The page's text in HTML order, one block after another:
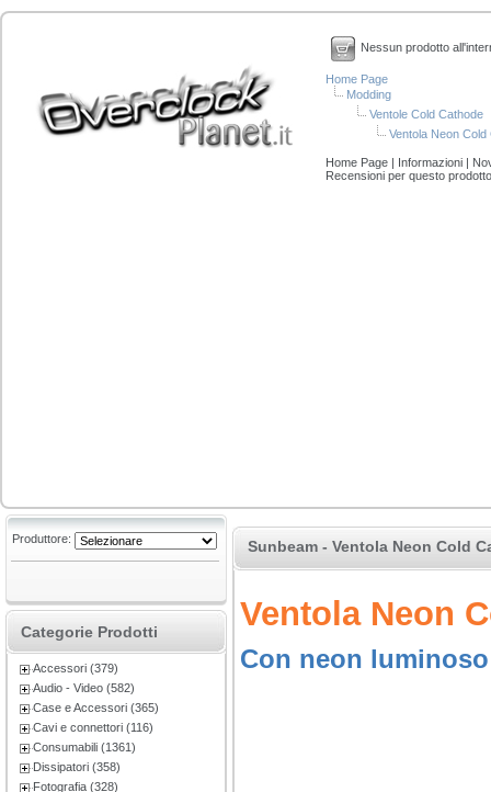
Nessun prodotto
Home Page
Modding
Ventole Cold Cathode
Ventola Neon
Home Page | Informazioni |
Recensioni per questo
Produttore:
Categorie Prodotti
Accessori (379)
Audio - Video (582)
Case e Accessori (365)
Cavi e connettori (116)
Consumabili (1361)
Dissipatori (358)
Fotografia (328)
Sunbeam - Ventola Neon Cold
Ventola Neon
Con neon